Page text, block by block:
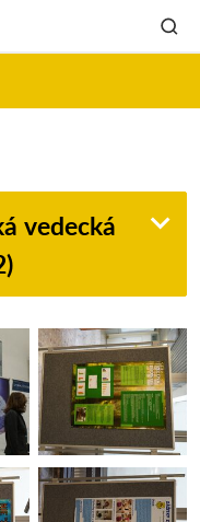
vedecká